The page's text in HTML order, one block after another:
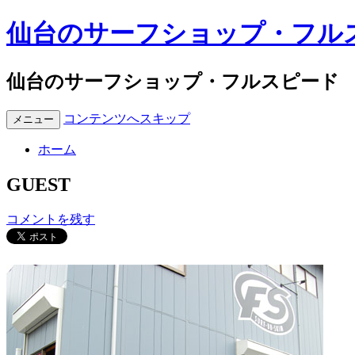
仙台のサーフショップ・フル
仙台のサーフショップ・フルスピード
メニュー コンテンツへスキップ
ホーム
GUEST
コメントを残す